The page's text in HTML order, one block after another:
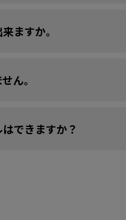
ますか。
ん。
できますか？